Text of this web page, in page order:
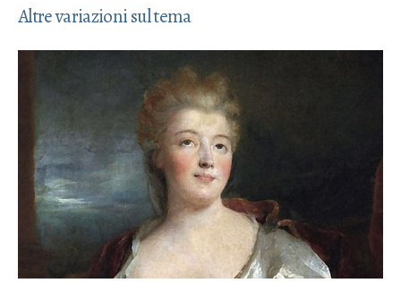
Altre variazioni sul tema